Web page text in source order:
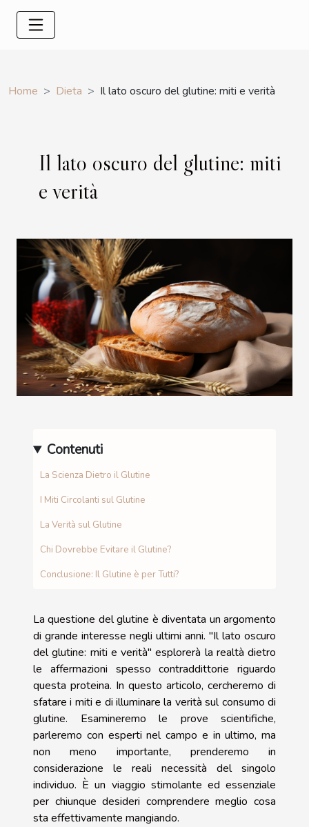
Home Dieta Il lato oscuro del glutine: miti e verità
Il lato oscuro del glutine: miti
e verità
Contenuti
La Scienza Dietro il Glutine
I Miti Circolanti sul Glutine
La Verità sul Glutine
Chi Dovrebbe Evitare il Glutine?
Conclusione: Il Glutine è per Tutti?
La questione del glutine è diventata un argomento
di grande interesse negli ultimi anni. "Il lato oscuro
del glutine: miti e verità" esplorerà la realtà dietro
le affermazioni spesso contraddittorie riguardo
questa proteina. In questo articolo, cercheremo di
sfatare i miti e di illuminare la verità sul consumo di
glutine. Esamineremo le prove scientifiche,
parleremo con esperti nel campo e in ultimo, ma
non meno importante, prenderemo in
considerazione le reali necessità del singolo
individuo. È un viaggio stimolante ed essenziale
per chiunque desideri comprendere meglio cosa
sta effettivamente mangiando.